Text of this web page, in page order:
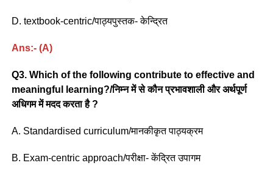
D. textbook-centric/पाठ्यपुस्तक- केन्द्रित
Ans:- (A)
Q3. Which of the following contribute to effective and
meaningful learning?/निम्न में से कौन प्रभावशाली और अर्थपूर्ण
अधिगम में मदद करता है ?
A. Standardised curriculum/मानकीकृत पाठ्यक्रम
B. Exam-centric approach/परीक्षा- केंद्रित उपागम